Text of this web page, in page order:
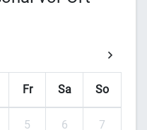
Fr Sa So
5 6 7